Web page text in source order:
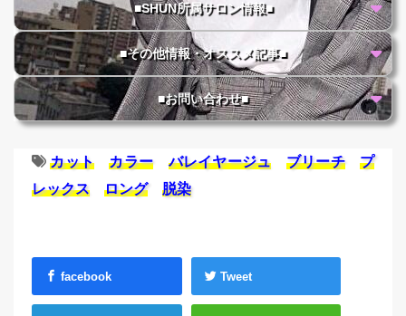
■SHUN所属サロン情報■
■その他情報・オススメ記事■
■お問い合わせ■
カット カラー バレイヤージュ ブリーチ
プ
レックス
ロング 脱染
facebook Tweet